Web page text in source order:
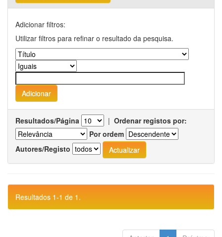
Adicionar filtros:
Utilizar filtros para refinar o resultado da pesquisa.
Resultados/Página | Ordenar registos por:
Por ordem
Autores/Registo
Resultados 1-1 de 1.